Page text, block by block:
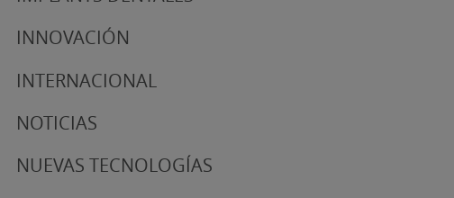
INNOVACIÓN
INTERNACIONAL
NOTICIAS
NUEVAS TECNOLOGÍAS